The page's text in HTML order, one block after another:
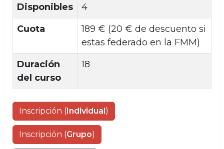
Disponibles
4
Cuota
189 € (20 € de descuento si
estas federado en la FMM)
Duración
del curso
18
Inscripción (Individual)
Inscripción (Grupo)